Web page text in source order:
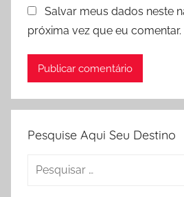
Salvar meus dados neste
próxima vez que eu comentar.
Pesquise Aqui Seu Destino
Pesquisar